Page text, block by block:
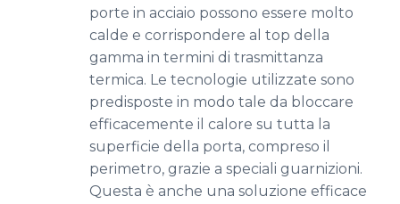
porte in acciaio possono essere molto
calde e corrispondere al top della
gamma in termini di trasmittanza
termica. Le tecnologie utilizzate sono
predisposte in modo tale da bloccare
efficacemente il calore su tutta la
superficie della porta, compreso il
perimetro, grazie a speciali guarnizioni.
Questa è anche una soluzione efficace